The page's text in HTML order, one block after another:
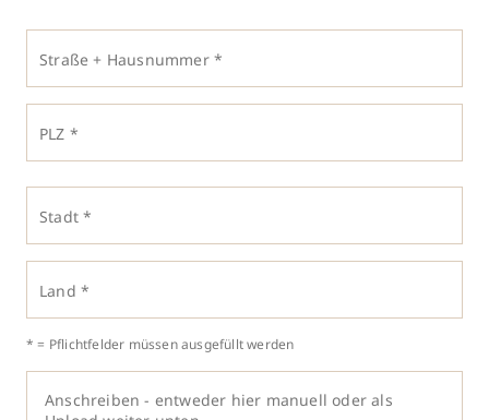
Straße + Hausnummer *
PLZ *
Stadt *
Land *
* = Pflichtfelder müssen ausgefüllt werden